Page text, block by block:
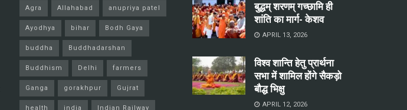
Agra Allahabad anupriya patel
Ayodhya bihar Bodh Gaya
buddha Buddhadarshan
Buddhism Delhi farmers
Ganga gorakhpur Gujrat
health india Indian Railway
बुद्धम् शरणम् गच्छामि ही
शांति का मार्ग- केशव
APRIL 13, 2026
विश्व शान्ति हेतु प्रार्थना
सभा में शामिल होंगे सैकड़ो
बौद्ध भिक्षु
APRIL 12, 2026